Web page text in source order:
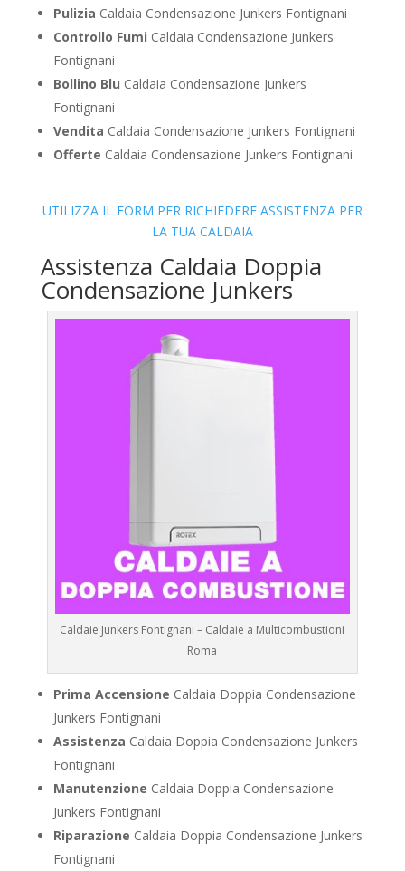
Pulizia Caldaia Condensazione Junkers Fontignani
Controllo Fumi Caldaia Condensazione Junkers
Fontignani
Bollino Blu Caldaia Condensazione Junkers
Fontignani
Vendita Caldaia Condensazione Junkers Fontignani
Offerte Caldaia Condensazione Junkers Fontignani
UTILIZZA IL FORM PER RICHIEDERE ASSISTENZA PER
LA TUA CALDAIA
Assistenza Caldaia Doppia
Condensazione Junkers
Caldaie Junkers Fontignani – Caldaie a Multicombustioni
Roma
Prima Accensione Caldaia Doppia Condensazione
Junkers Fontignani
Assistenza Caldaia Doppia Condensazione Junkers
Fontignani
Manutenzione Caldaia Doppia Condensazione
Junkers Fontignani
Riparazione Caldaia Doppia Condensazione Junkers
Fontignani